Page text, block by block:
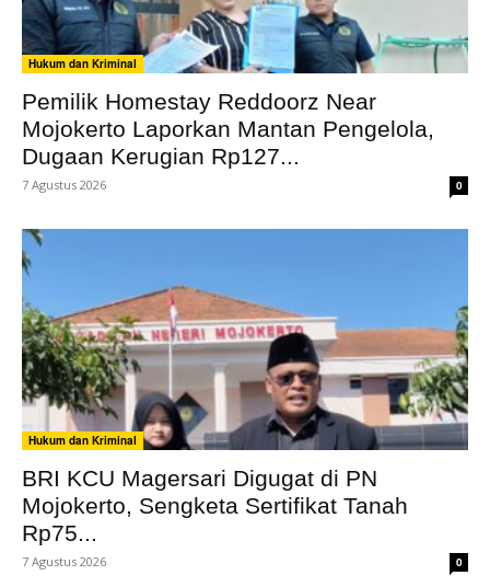
Hukum dan Kriminal
Pemilik Homestay Reddoorz Near
Mojokerto Laporkan Mantan Pengelola,
Dugaan Kerugian Rp127...
7 Agustus 2026 0
Hukum dan Kriminal
BRI KCU Magersari Digugat di PN
Mojokerto, Sengketa Sertifikat Tanah
Rp75...
7 Agustus 2026 0